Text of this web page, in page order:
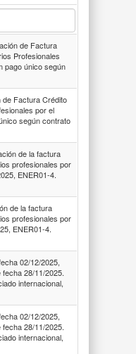
de Factura
Profesionales
pago único según
de Factura Crédito
por el
según contrato
de la factura
profesionales por
ENER01-4.
de la factura
profesionales por
ENER01-4.
02/12/2025,
28/11/2025.
internacional,
02/12/2025,
28/11/2025.
internacional,